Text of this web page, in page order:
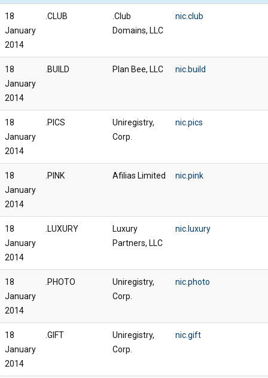
18
January
2014
.CLUB
.Club
Domains, LLC
nic.club
18
January
2014
.BUILD Plan Bee, LLC nic.build
18
January
2014
.PICS
Uniregistry,
Corp.
nic.pics
18
January
2014
.PINK Afilias Limited nic.pink
18
January
2014
.LUXURY
Luxury
Partners, LLC
nic.luxury
18
January
2014
.PHOTO
Uniregistry,
Corp.
nic.photo
18
January
2014
.GIFT
Uniregistry,
Corp.
nic.gift